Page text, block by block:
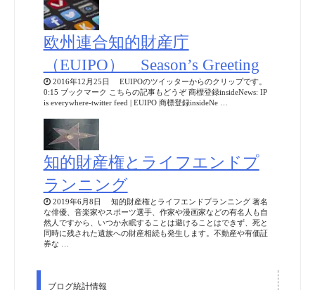
欧州連合知的財産庁
（EUIPO） Season’s Greeting
2016年12月25日 EUIPOのツイッターからのクリップです。
0:15 ブックマーク こちらの記事もどうぞ 商標登録insideNews: IP
is everywhere-twitter feed | EUIPO 商標登録insideNe …
知的財産権とライフエンドプ
ランニング
2019年6月8日 知的財産権とライフエンドプランニング 著名
な俳優、音楽家やスポーツ選手、作家や漫画家などの有名人も自
然人ですから、いつか永眠することは避けることはできず、死と
同時に残された遺族への財産相続も発生します。不動産や有価証
券な …
ブログ統計情報